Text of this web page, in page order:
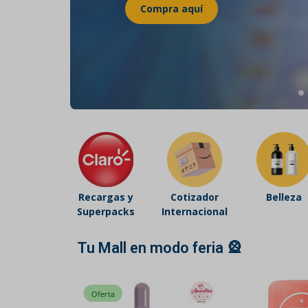
Belleza
Tecnología
Ver más categorías
Recargas y
Superpacks
Cotizador
Internacional
Belleza
Tu Mall en modo feria 🎡